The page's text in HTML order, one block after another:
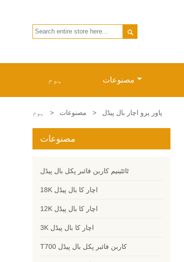

ہوم مصنوعات
ہوم > مصنوعات > پاور پرو اچار بال پیڈل
مصنوعات
ٹائٹینیم کاربن فائبر پکل بال پیڈل
18K اچار کا بال پیڈل
12K اچار کا بال پیڈل
3K اچار کا بال پیڈل
T700 کاربن فائبر پکل بال پیڈل